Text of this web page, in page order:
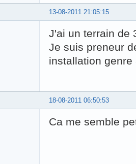
13-08-2011 21:05:15
J'ai un terrain de
Je suis preneur
installation
18-08-2011 06:50:53
Ca me semble